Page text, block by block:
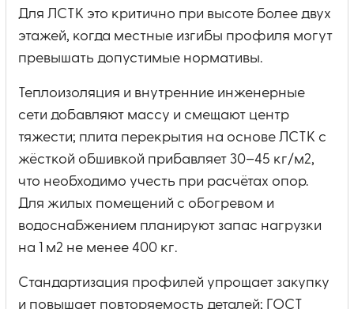
Для ЛСТК это критично при высоте более двух
этажей, когда местные изгибы профиля могут
превышать допустимые нормативы.
Теплоизоляция и внутренние инженерные
сети добавляют массу и смещают центр
тяжести; плита перекрытия на основе ЛСТК с
жёсткой обшивкой прибавляет 30–45 кг/м2,
что необходимо учесть при расчётах опор.
Для жилых помещений с обогревом и
водоснабжением планируют запас нагрузки
на 1 м2 не менее 400 кг.
Стандартизация профилей упрощает закупку
и повышает повторяемость деталей; ГОСТ